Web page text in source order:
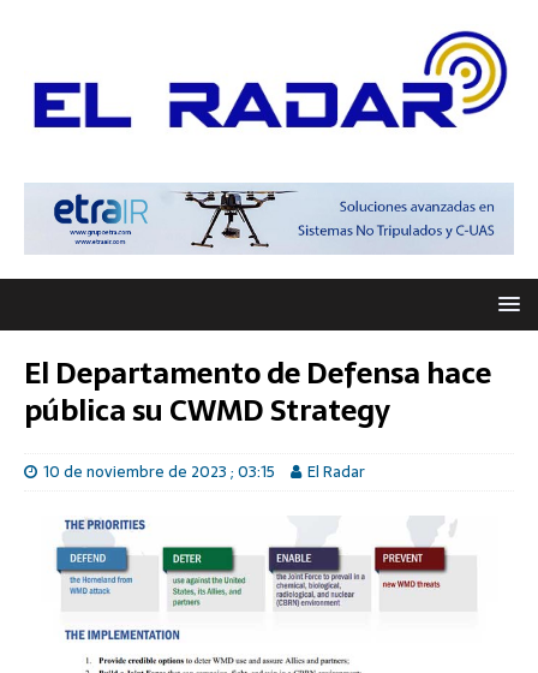
El Departamento de Defensa hace
pública su CWMD Strategy
10 de noviembre de 2023 ; 03:15 El Radar